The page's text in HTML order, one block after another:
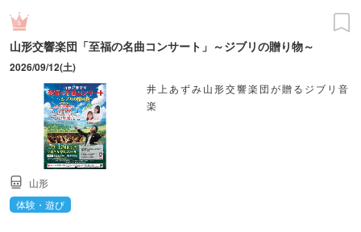
山形交響楽団「至福の名曲コンサート」～ジブリの贈り物～
2026/09/12(土)
井上あずみ山形交響楽団が贈るジブリ音
楽
山形
体験・遊び